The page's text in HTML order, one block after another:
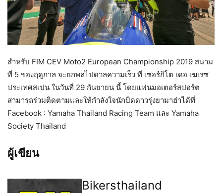
สำหรับ FIM CEV Moto2 European Championship 2019 สนาม
ที่ 5 ของฤดูกาล จะยกพลไปดวลความเร็ว ที่ เซอร์กิโต เดอ เฆเรซ
ประเทศสเปน ในวันที่ 29 กันยายน นี้ โดยแฟนมอเตอร์สปอร์ต
สามารถร่วมติดตามและให้กำลังใจนักบิดดาวรุ่งยามาฮ่าได้ที่
Facebook : Yamaha Thailand Racing Team และ Yamaha
Society Thailand
ผู้เขียน
Bikersthailand